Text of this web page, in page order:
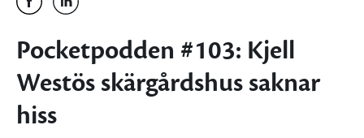
Pocketpodden #103: Kjell
Westös skärgårdshus saknar
hiss